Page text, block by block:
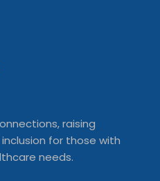
raising
for those with
needs.